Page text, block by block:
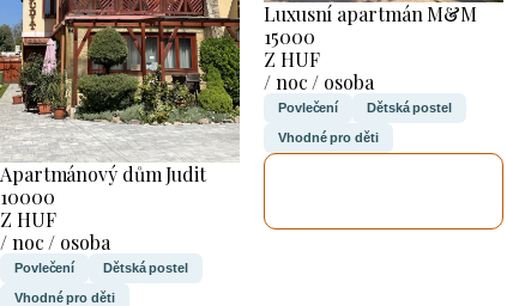
Apartmánový dům Judit
10000
Z HUF
/ noc / osoba
Povlečení Dětská postel
Vhodné pro děti
Luxusní apartmán M&M
15000
Z HUF
/ noc / osoba
Povlečení Dětská postel
Vhodné pro děti